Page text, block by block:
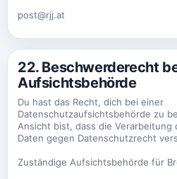
post@rjj.at
22. Beschwerderecht
Aufsichtsbehörde
Du hast das Recht, dich bei einer
Datenschutzaufsichtsbehörde zu
Ansicht bist, dass die
Daten gegen Datenschutzrecht
Zuständige Aufsichtsbehörde für